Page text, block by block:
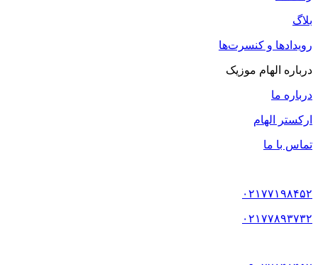
بلاگ
رویدادها و کنسرت‌ها
درباره الهام موزیک
درباره ما
ارکستر الهام
تماس با ما
۰۲۱۷۷۱۹۸۴۵۲
۰۲۱۷۷۸۹۳۷۳۲